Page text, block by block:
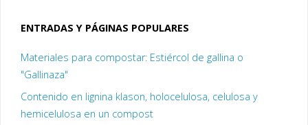
ENTRADAS Y PÁGINAS POPULARES
Materiales para compostar: Estiércol de gallina o
"Gallinaza"
Contenido en lignina klason, holocelulosa, celulosa y
hemicelulosa en un compost